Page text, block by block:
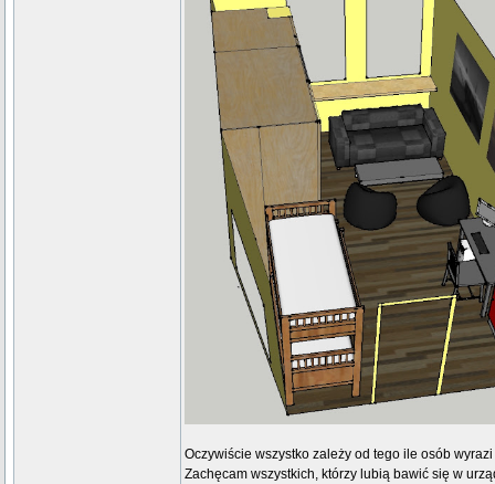
Oczywiście wszystko zależy od tego ile osób
Zachęcam wszystkich, którzy lubią bawić się w